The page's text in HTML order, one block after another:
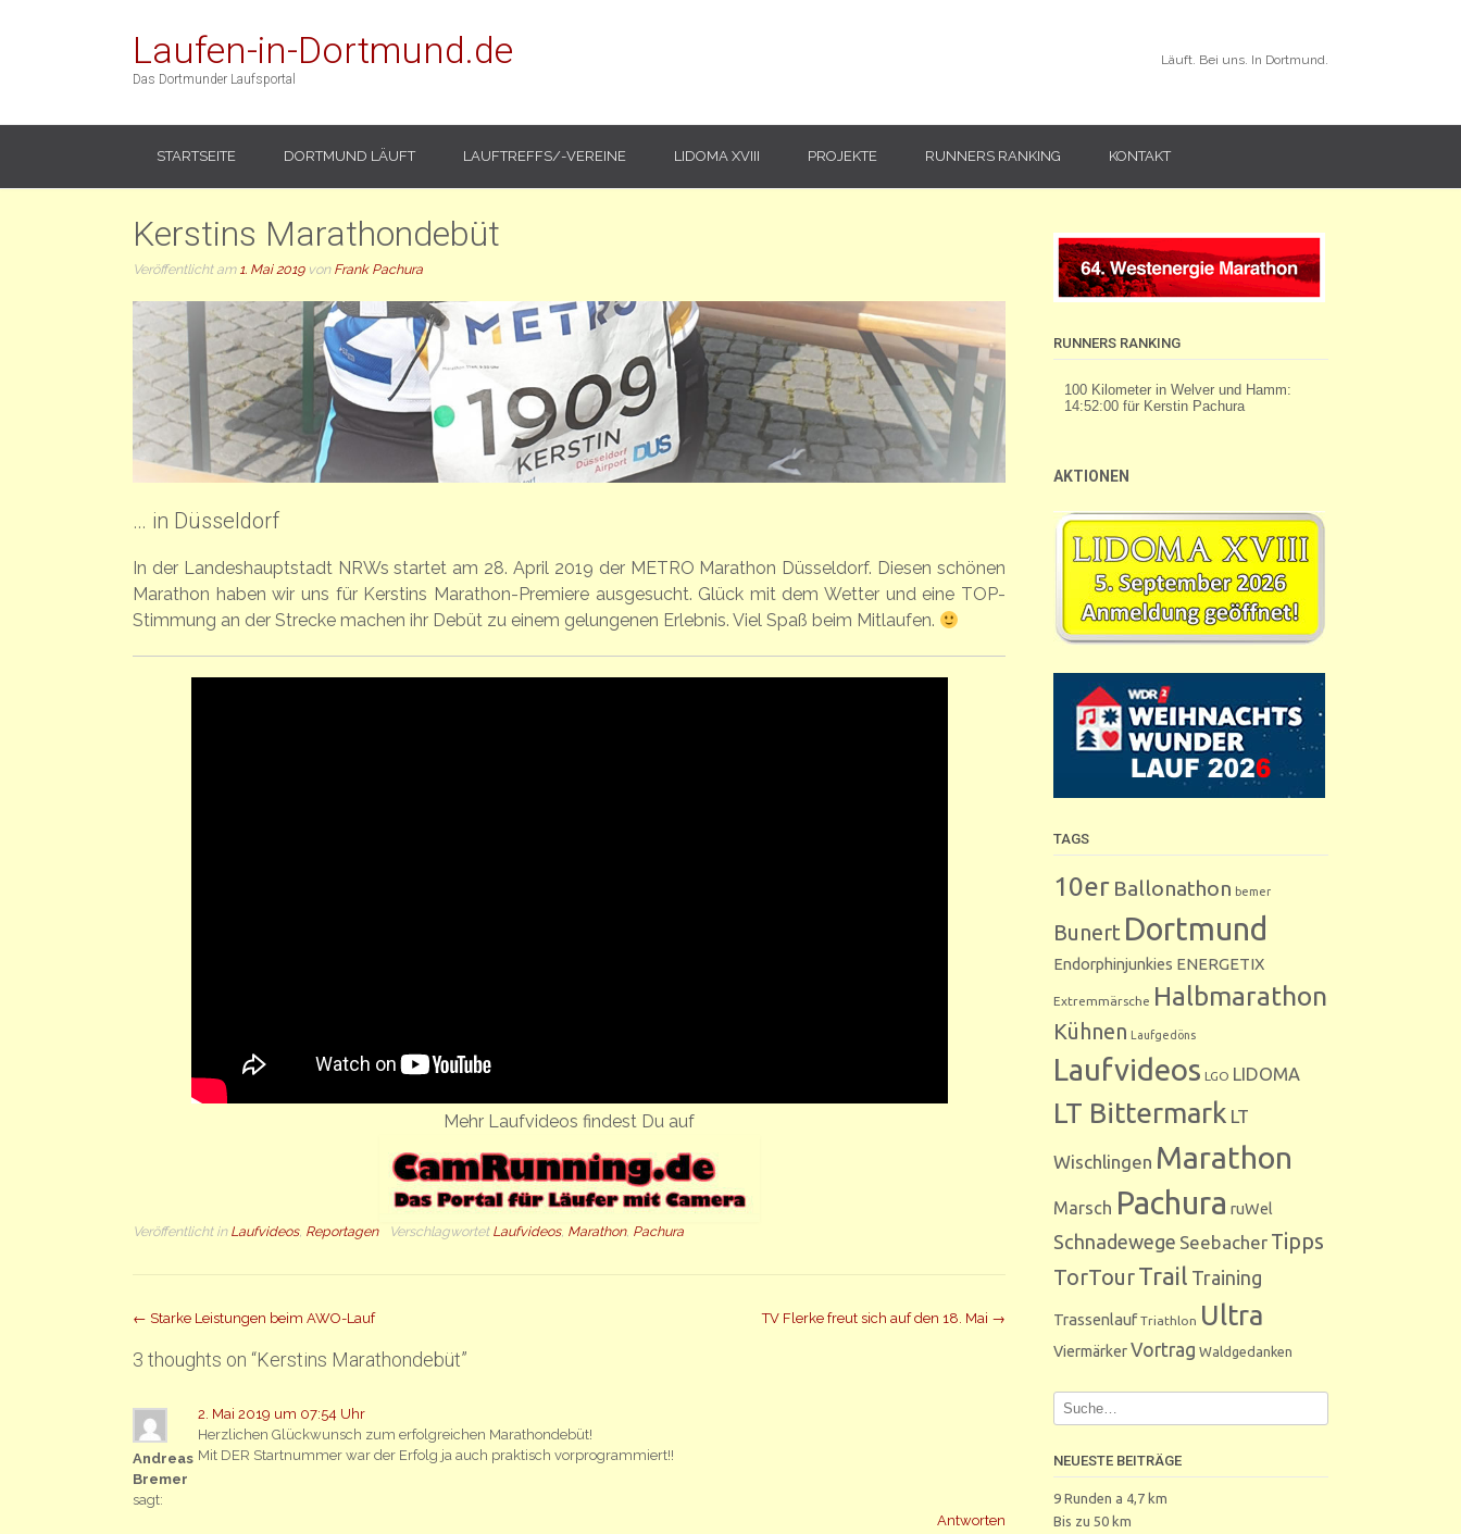
Laufen-in-Dortmund.de
Das Dortmunder Laufsportal
Läuft. Bei uns. In Dortmund.
STARTSEITE DORTMUND LÄUFT LAUFTREFFS/-VEREINE LIDOMA XVIII PROJEKTE RUNNERS RANKING KONTAKT
Kerstins Marathondebüt
Veröffentlicht am 1. Mai 2019von Frank Pachura
… in Düsseldorf
In der Landeshauptstadt NRWs startet am 28. April 2019 der METRO Marathon Düsseldorf. Diesen schönen
Marathon haben wir uns für Kerstins Marathon-Premiere ausgesucht. Glück mit dem Wetter und eine TOP-
Stimmung an der Strecke machen ihr Debüt zu einem gelungenen Erlebnis. Viel Spaß beim Mitlaufen.
Mehr Laufvideos findest Du auf
Veröffentlicht in Laufvideos, Reportagen Verschlagwortet Laufvideos, Marathon, Pachura
Beitrag
Navigation
← Starke Leistungen beim AWO-Lauf TV Flerke freut sich auf den 18. Mai →
3 thoughts on “Kerstins Marathondebüt”
Andreas
Bremer
sagt:
2. Mai 2019 um 07:54 Uhr
Herzlichen Glückwunsch zum erfolgreichen Marathondebüt!
Mit DER Startnummer war der Erfolg ja auch praktisch vorprogrammiert!!
Antworten
RUNNERS RANKING
AKTIONEN
TAGS
10er Ballonathon bemer
Bunert Dortmund
Endorphinjunkies ENERGETIX
Extremmärsche Halbmarathon
Kühnen Laufgedöns
Laufvideos LGO LIDOMA
LT Bittermark LT
Wischlingen Marathon
Marsch Pachura ruWel
Schnadewege Seebacher Tipps
TorTourTrail Training
Trassenlauf Triathlon Ultra
ViermärkerVortrag Waldgedanken
NEUESTE BEITRÄGE
9 Runden a 4,7 km
Bis zu 50 km